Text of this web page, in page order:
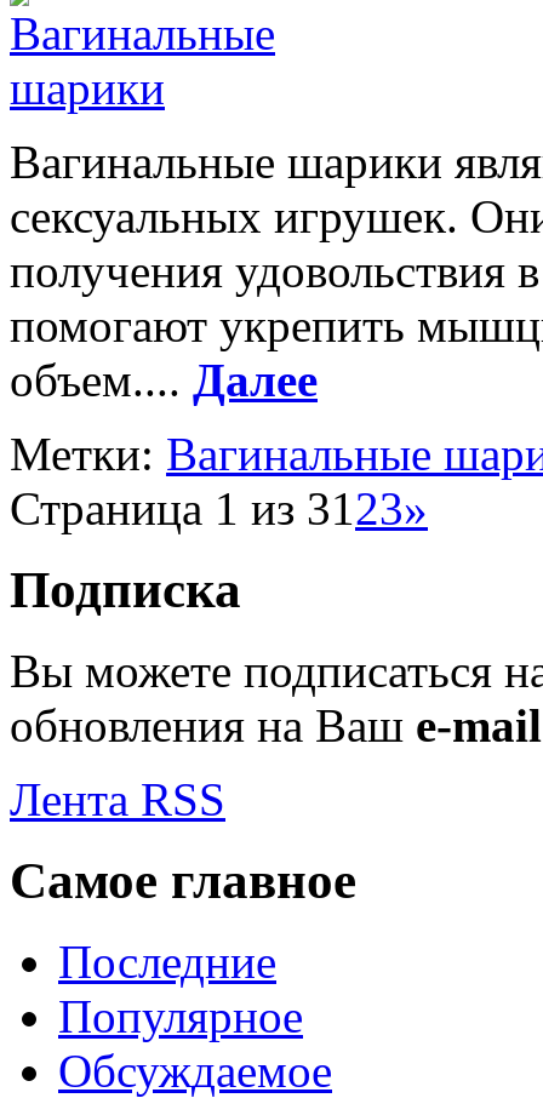
Вагинальные шарики
сексуальных игрушек.
получения удовольствия
помогают укрепить
объем.... Далее
Метки: Вагинальные
Страница 1 из 3123»
Подписка
Вы можете подписаться
обновления на Ваш e-mail
Лента RSS
Самое главное
Последние
Популярное
Обсуждаемое